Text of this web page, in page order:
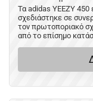
Τα adidas YEEZY 450
σχεδιάστηκε σε
τον πρωτοποριακό
από το επίσημο